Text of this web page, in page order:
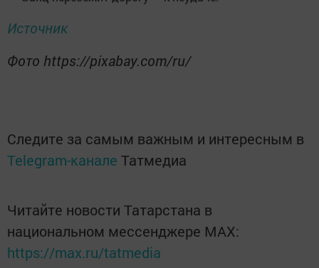
Источник
Фото https://pixabay.com/ru/
Следите за самым важным и интересным в
Telegram-канале Татмедиа
Читайте новости Татарстана в
национальном мессенджере MАХ:
https://max.ru/tatmedia